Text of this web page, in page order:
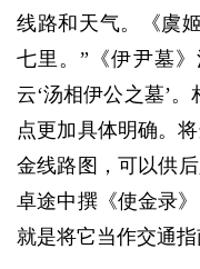
线路和天气。《虞
七里。”《伊尹墓
云‘汤相伊公之墓’
点更加具体明确。
金线路图，可以供
卓途中撰《使金录
就是将它当作交通指